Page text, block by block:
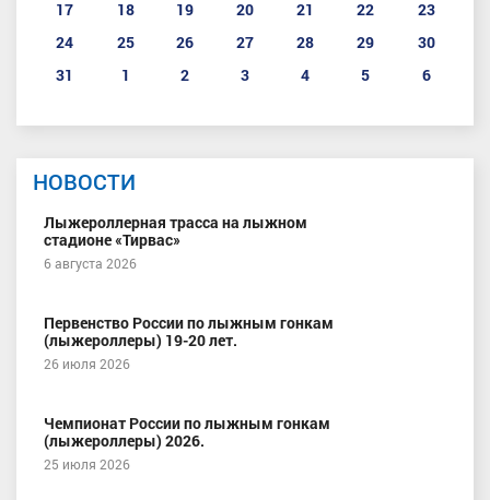
17
18 19 20 21 22
23
24
25 26 27 28 29
30
31
1 2 3 4 5 6
НОВОСТИ
Лыжероллерная трасса на лыжном
стадионе «Тирвас»
6 августа 2026
Первенство России по лыжным гонкам
(лыжероллеры) 19-20 лет.
26 июля 2026
Чемпионат России по лыжным гонкам
(лыжероллеры) 2026.
25 июля 2026